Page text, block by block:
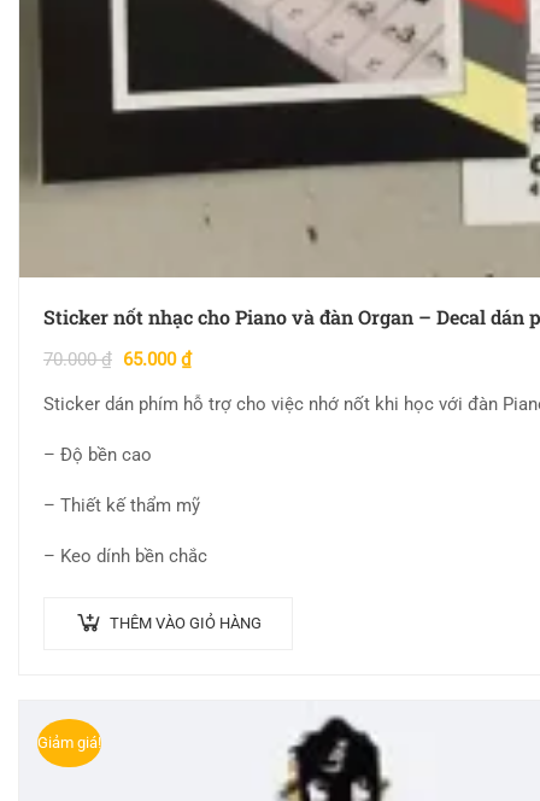
Sticker nốt nhạc cho Piano và đàn Organ – Decal dán
70.000₫ 65.000₫
Sticker dán phím hỗ trợ cho việc nhớ nốt khi học với đàn
– Độ bền cao
– Thiết kế thẩm mỹ
– Keo dính bền chắc
THÊM VÀO GIỎ HÀNG
Giảm giá!